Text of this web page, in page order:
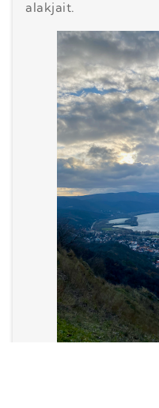
alakjait.